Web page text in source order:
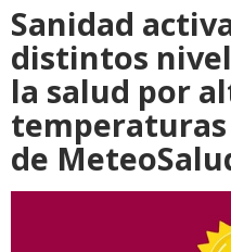
Sanidad
distintos
la salud por
temperaturas
de